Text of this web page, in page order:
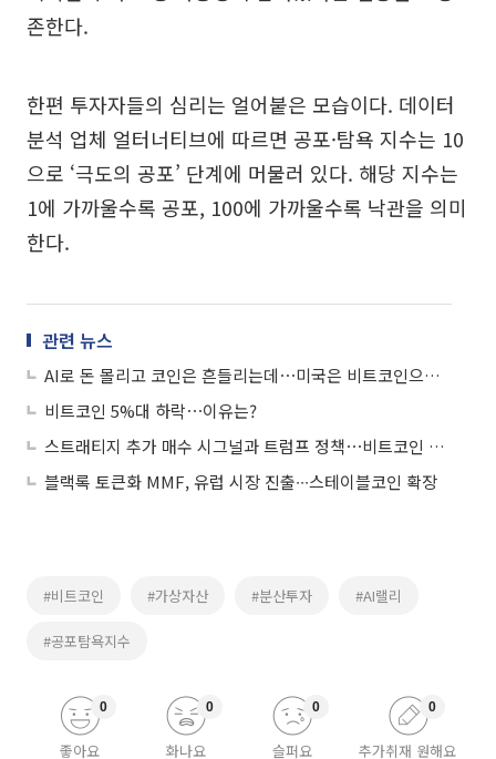
존한다.
한편 투자자들의 심리는 얼어붙은 모습이다. 데이터
분석 업체 얼터너티브에 따르면 공포·탐욕 지수는 10
으로 ‘극도의 공포’ 단계에 머물러 있다. 해당 지수는
1에 가까울수록 공포, 100에 가까울수록 낙관을 의미
한다.
관련 뉴스
AI로 돈 몰리고 코인은 흔들리는데⋯미국은 비트코인으로 집 산다?
비트코인 5%대 하락⋯이유는?
스트래티지 추가 매수 시그널과 트럼프 정책⋯비트코인 시세는?
블랙록 토큰화 MMF, 유럽 시장 진출∙∙∙스테이블코인 확장
#비트코인 #가상자산 #분산투자 #AI랠리
#공포탐욕지수
좋아요
0
화나요
0
슬퍼요
0
추가취재 원해요
0